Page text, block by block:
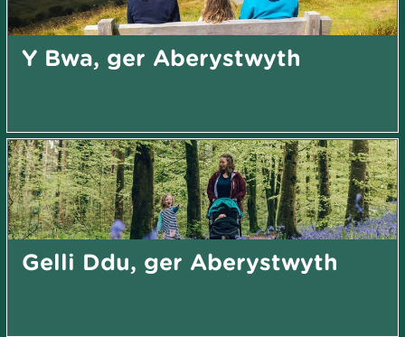
Y Bwa, ger Aberystwyth
Gelli Ddu, ger Aberystwyth